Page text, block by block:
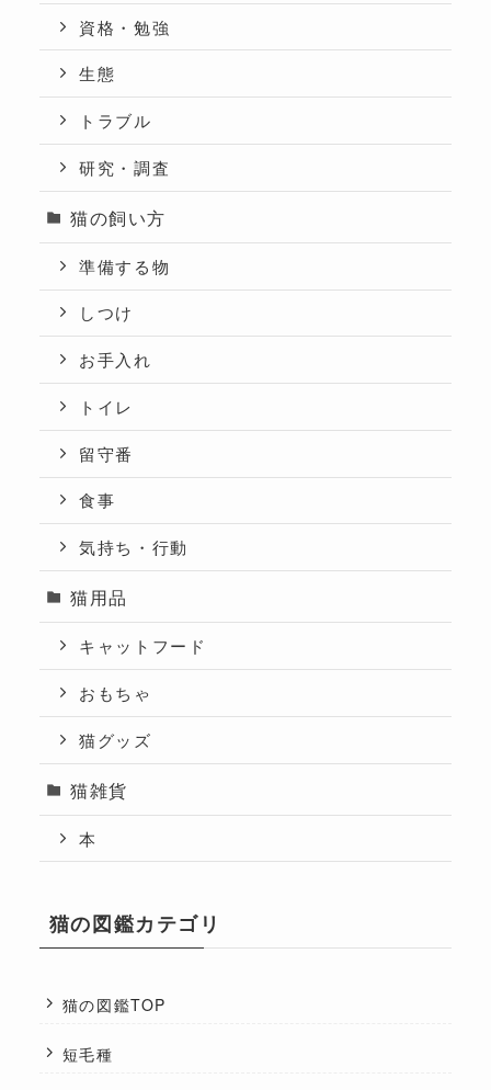
資格・勉強
生態
トラブル
研究・調査
猫の飼い方
準備する物
しつけ
お手入れ
トイレ
留守番
食事
気持ち・行動
猫用品
キャットフード
おもちゃ
猫グッズ
猫雑貨
本
猫の図鑑カテゴリ
猫の図鑑TOP
短毛種